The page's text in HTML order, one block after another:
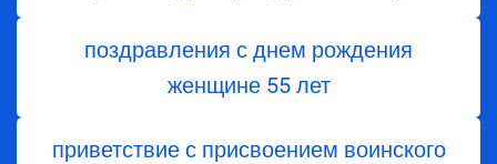
поздравления с днем ​​рождения
женщине 55 лет
приветствие с присвоением воинского